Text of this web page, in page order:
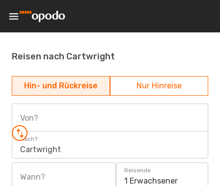
Reisen nach Cartwright
Hin- und Rückreise Nur Hinreise
Von?
Nach?
Cartwright
Wann?
Reisende
1 Erwachsener